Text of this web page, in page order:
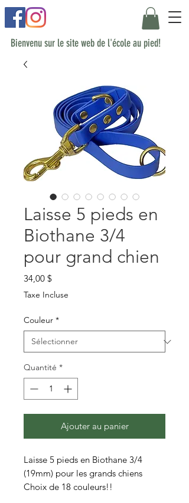
Bienvenu sur le site web de l'école au pied!
Laisse 5 pieds en
Biothane 3/4
pour grand chien
34,00 $Prix
Taxe Incluse
Couleur *
Quantité *
Ajouter au panier
Laisse 5 pieds en Biothane 3/4
(19mm) pour les grands chiens
Choix de 18 couleurs!!